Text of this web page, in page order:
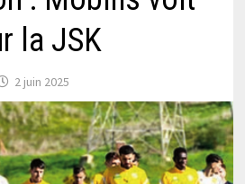
la JSK
2 juin 2025